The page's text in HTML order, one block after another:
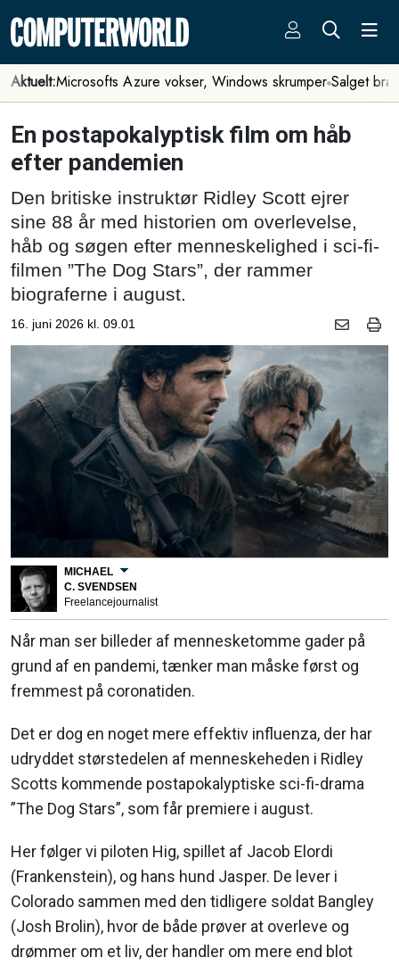
Aktuelt:Microsofts Azure vokser, Windows skrumper Salget
En postapokalyptisk film om håb
efter pandemien
Den britiske instruktør Ridley Scott ejrer
sine 88 år med historien om overlevelse,
håb og søgen efter menneskelighed i sci-fi-
filmen ”The Dog Stars”, der rammer
biograferne i august.
16. juni 2026 kl. 09.01
MICHAEL
C. SVENDSEN
Freelancejournalist
Når man ser billeder af mennesketomme gader på
grund af en pandemi, tænker man måske først og
fremmest på coronatiden.
Det er dog en noget mere effektiv influenza, der har
udryddet størstedelen af menneskeheden i Ridley
Scotts kommende postapokalyptiske sci-fi-drama
”The Dog Stars”, som får premiere i august.
Her følger vi piloten Hig, spillet af Jacob Elordi
(Frankenstein), og hans hund Jasper. De lever i
Colorado sammen med den tidligere soldat Bangley
(Josh Brolin), hvor de både prøver at overleve og
drømmer om et liv, der handler om mere end blot